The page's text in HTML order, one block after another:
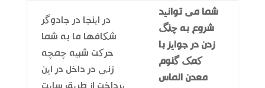
در اینجا در جادوگر
شکافها ما به شما
حرکت شبیه چمچه
زنی در داخل در این
شما می توانید
شروع به چنگ
زدن در جوایز با
کمک گنوم
معدن الماس